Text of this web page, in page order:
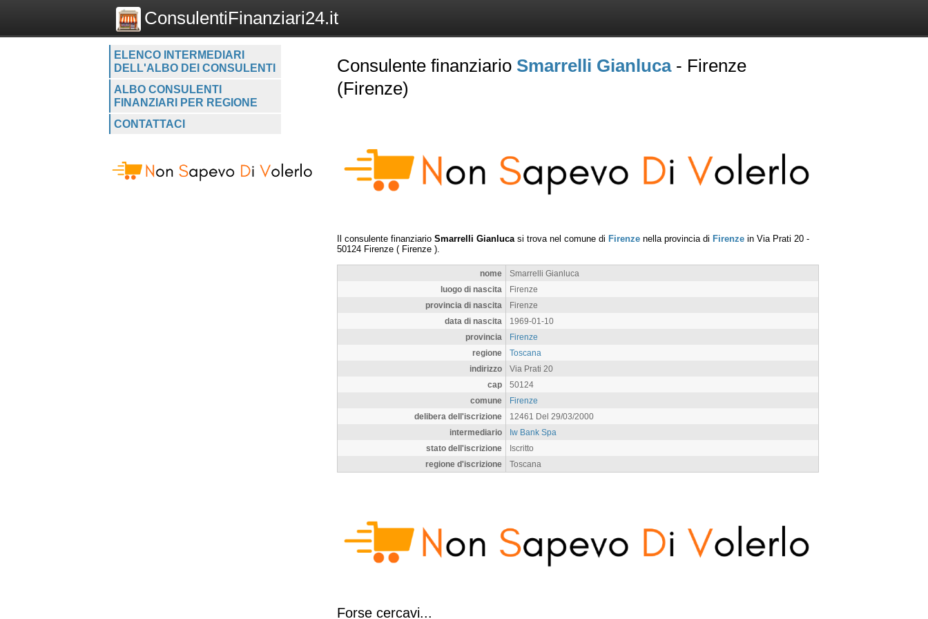
ConsulentiFinanziari24.it
ELENCO INTERMEDIARI
DELL'ALBO DEI CONSULENTI
ALBO CONSULENTI
FINANZIARI PER REGIONE
CONTATTACI
Consulente finanziario Smarrelli Gianluca- Firenze
(Firenze)
Il consulente finanziario Smarrelli Gianluca si trova nel comune di Firenze nella provincia di Firenze in Via Prati 20 -
50124 Firenze ( Firenze ).
nome
Smarrelli Gianluca
luogo di nascita
Firenze
provincia di nascita
Firenze
data di nascita
1969-01-10
provincia
Firenze
regione
Toscana
indirizzo
Via Prati 20
cap
50124
comune
Firenze
delibera dell'iscrizione
12461 Del 29/03/2000
intermediario
Iw Bank Spa
stato dell'iscrizione
Iscritto
regione d'iscrizione
Toscana
Forse cercavi...